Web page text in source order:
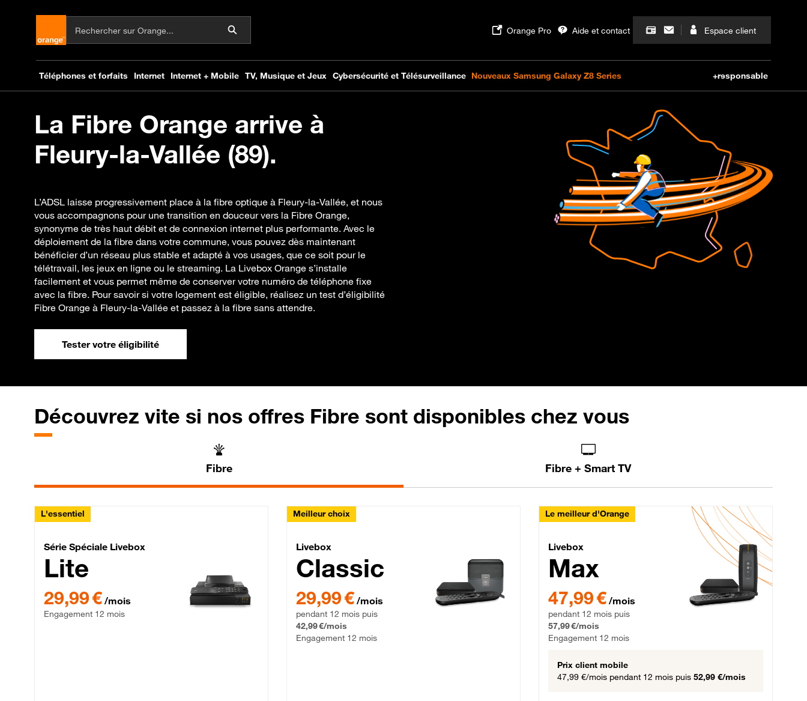
La Fibre Orange arrive à
Fleury-la-Vallée (89).
L’ADSL laisse progressivement place à la fibre optique à Fleury-la-Vallée, et nous
vous accompagnons pour une transition en douceur vers la Fibre Orange,
synonyme de très haut débit et de connexion internet plus performante. Avec le
déploiement de la fibre dans votre commune, vous pouvez dès maintenant
bénéficier d’un réseau plus stable et adapté à vos usages, que ce soit pour le
télétravail, les jeux en ligne ou le streaming. La Livebox Orange s’installe
facilement et vous permet même de conserver votre numéro de téléphone fixe
avec la fibre. Pour savoir si votre logement est éligible, réalisez un test d’éligibilité
Fibre Orange à Fleury-la-Vallée et passez à la fibre sans attendre.
Tester votre éligibilité
Découvrez vite si nos offres Fibre sont disponibles chez vous
Fibre Fibre + Smart TV
L'essentiel
Série Spéciale Livebox Lite Fibre
Série Spéciale Livebox
Lite
29,99 € par mois , Engagement 12 mois
29,99 € /mois
Engagement 12 mois
Meilleur choix
Livebox Classic Fibre
Livebox
Classic
29,99 € par mois pendant 12 mois puis 42,99 € par mois, Engagement 12 mois
29,99 € /mois
pendant 12 mois puis
42,99 €/mois
Engagement 12 mois
Le meilleur d'Orange
Livebox Max Fibre
Livebox
Max
47,99 € par mois pendant 12 mois puis 57,99 € par mois,
47,99 € /mois
pendant 12 mois puis
57,99 €/mois
Engagement 12 mois
Prix client mobile
47,99 €/mois pendant 12 mois puis 52,99 €/mois